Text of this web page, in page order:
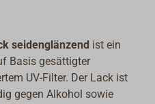
seidenglänzend ist ein
Basis gesättigter
UV-Filter. Der Lack ist
gegen Alkohol sowie